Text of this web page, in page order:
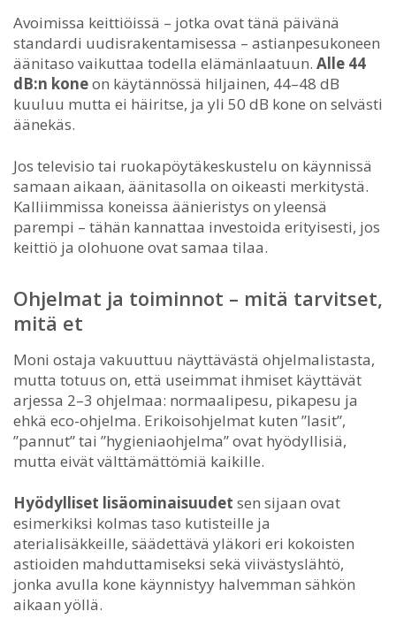
Avoimissa keittiöissä – jotka ovat tänä päivänä
standardi uudisrakentamisessa – astianpesukoneen
äänitaso vaikuttaa todella elämänlaatuun. Alle 44
dB:n koneon käytännössä hiljainen, 44–48 dB
kuuluu mutta ei häiritse, ja yli 50 dB kone on selvästi
äänekäs.
Jos televisio tai ruokapöytäkeskustelu on käynnissä
samaan aikaan, äänitasolla on oikeasti merkitystä.
Kalliimmissa koneissa äänieristys on yleensä
parempi – tähän kannattaa investoida erityisesti, jos
keittiö ja olohuone ovat samaa tilaa.
Ohjelmat ja toiminnot – mitä tarvitset,
mitä et
Moni ostaja vakuuttuu näyttävästä ohjelmalistasta,
mutta totuus on, että useimmat ihmiset käyttävät
arjessa 2–3 ohjelmaa: normaalipesu, pikapesu ja
ehkä eco-ohjelma. Erikoisohjelmat kuten ”lasit”,
”pannut” tai ”hygieniaohjelma” ovat hyödyllisiä,
mutta eivät välttämättömiä kaikille.
Hyödylliset lisäominaisuudet sen sijaan ovat
esimerkiksi kolmas taso kutisteille ja
aterialisäkkeille, säädettävä yläkori eri kokoisten
astioiden mahduttamiseksi sekä viivästyslähtö,
jonka avulla kone käynnistyy halvemman sähkön
aikaan yöllä.